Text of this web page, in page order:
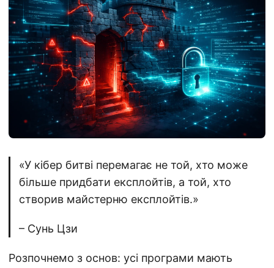
«У кібер битві перемагає не той, хто може
більше придбати експлойтів, а той, хто
створив майстерню експлойтів.»
– Сунь Цзи
Розпочнемо з основ: усі програми мають